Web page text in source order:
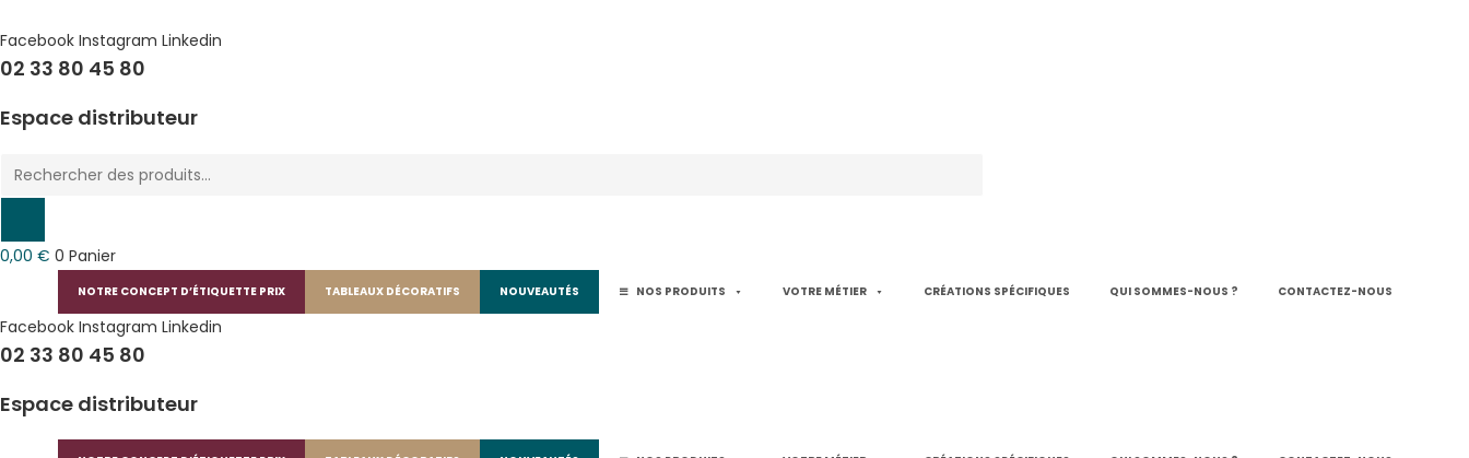
to
content
Facebook Instagram Linkedin
02 33 80 45 80
Espace distributeur
Recherche
de
0,00 € 0 Panier
NOTRE CONCEPT D’ÉTIQUETTE PRIX TABLEAUX DÉCORATIFS NOUVEAUTÉS NOS PRODUITS VOTRE MÉTIER CRÉATIONS SPÉCIFIQUES QUI SOMMES-NOUS ? CONTACTEZ-NOUS
Facebook Instagram Linkedin
02 33 80 45 80
Espace distributeur